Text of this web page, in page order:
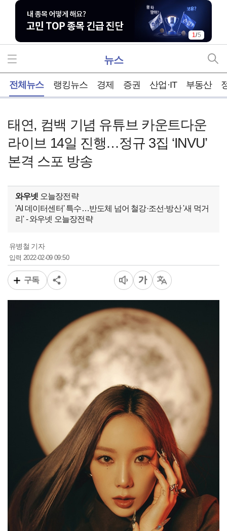
1/5
뉴스
전체뉴스 랭킹뉴스 경제 증권 산업·IT 부동산
태연, 컴백 기념 유튜브 카운트다운
라이브 14일 진행…정규 3집 ‘INVU’
본격 스포 방송
와우넷 오늘장전략
'AI 데이터센터' 특수…반도체 넘어 철강·조선·방산 '새 먹거
리' - 와우넷 오늘장전략
유병철 기자
입력2022-02-09 09:50
구독